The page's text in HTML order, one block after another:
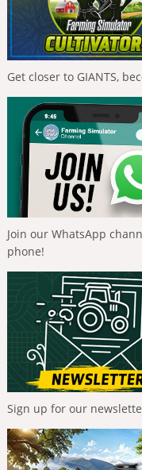
Get closer to GIANTS,
Join our WhatsApp
phone!
Sign up for our